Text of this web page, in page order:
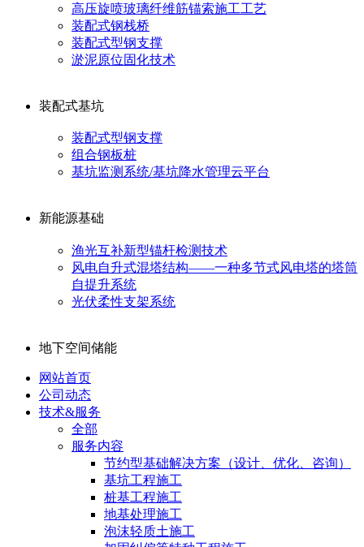
高压旋喷玻璃纤维筋锚索施工工艺
装配式钢栈桥
装配式型钢支撑
淤泥原位固化技术
装配式基坑
装配式型钢支撑
组合钢板桩
基坑监测系统/基坑降水管理云平台
新能源基础
渔光互补新型锚杆检测技术
风电自升式混塔结构——一种多节式风电塔的塔筒
自提升系统
光伏柔性支架系统
地下空间储能
网站首页
公司动态
技术&服务
全部
服务内容
节约型基础解决方案（设计、优化、咨询）
基坑工程施工
桩基工程施工
地基处理施工
泡沫轻质土施工